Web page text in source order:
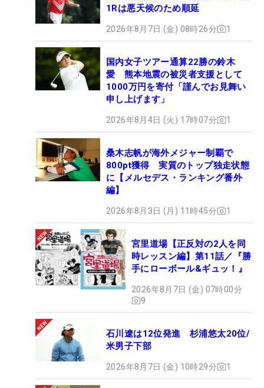
1Rは悪天候のため順延
2026年8月7日 (金) 08時26分 1
国内女子ツアー通算22勝の鈴木
愛 熊本地震の被災者支援として
1000万円を寄付「謹んでお見舞い
申し上げます」
2026年8月4日 (火) 17時07分 1
桑木志帆が海外メジャー制覇で
800pt獲得 実質のトップ独走状態
に【メルセデス・ランキング番外
編】
2026年8月3日 (月) 11時45分 1
宮里道場【正反対の2人を同
時レッスン編】第11話／『勝
手にローボール&ギュッ！』
2026年8月7日 (金) 07時00分
9
石川遼は12位発進 杉浦悠太20位/
米男子下部
2026年8月7日 (金) 10時29分 1